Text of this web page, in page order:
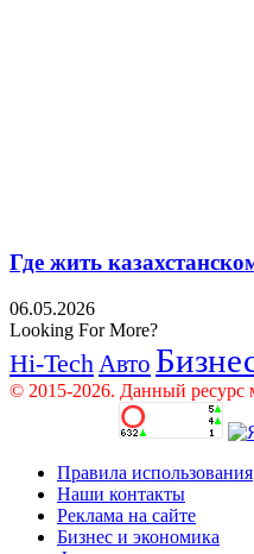
Где жить
06.05.2026
Looking For More?
Hi-Tech Авто
© 2015-2026. Данный ресурс
Правила использования
Наши контакты
Реклама на сайте
Бизнес и экономика